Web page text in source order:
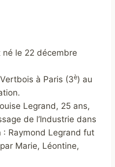
né le 22 décembre
à Paris (3è) au
Legrand, 25 ans,
de l’Industrie dans
: Raymond Legrand fut
Marie, Léontine,